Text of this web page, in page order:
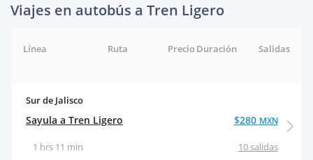
Viajes en autobús a Tren Ligero
Línea Ruta Salidas
Duración
Precio
Sur de Jalisco
Sayula a Tren Ligero
10 salidas
1 hrs 11 min
$280 MXN